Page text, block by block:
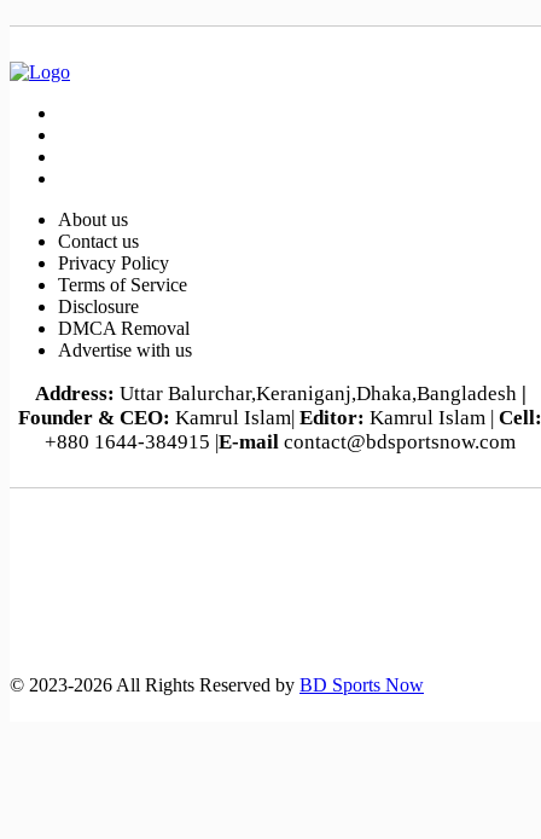
About us
Contact us
Privacy Policy
Terms of Service
Disclosure
DMCA Removal
Advertise with us
Address: Uttar Balurchar,Keraniganj,Dhaka,Bangladesh |
Founder & CEO: Kamrul Islam| Editor: Kamrul Islam | Cell:
+880 1644-384915 |E-mail contact@bdsportsnow.com
©️ 2023-2026 All Rights Reserved by BD Sports Now